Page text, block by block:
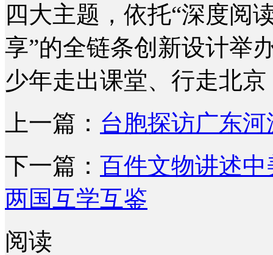
四大主题，依托“深度阅
享”的全链条创新设计举
少年走出课堂、行走北
上一篇： 台胞探访广东
下一篇： 百件文物讲述
两国互学互鉴
阅读